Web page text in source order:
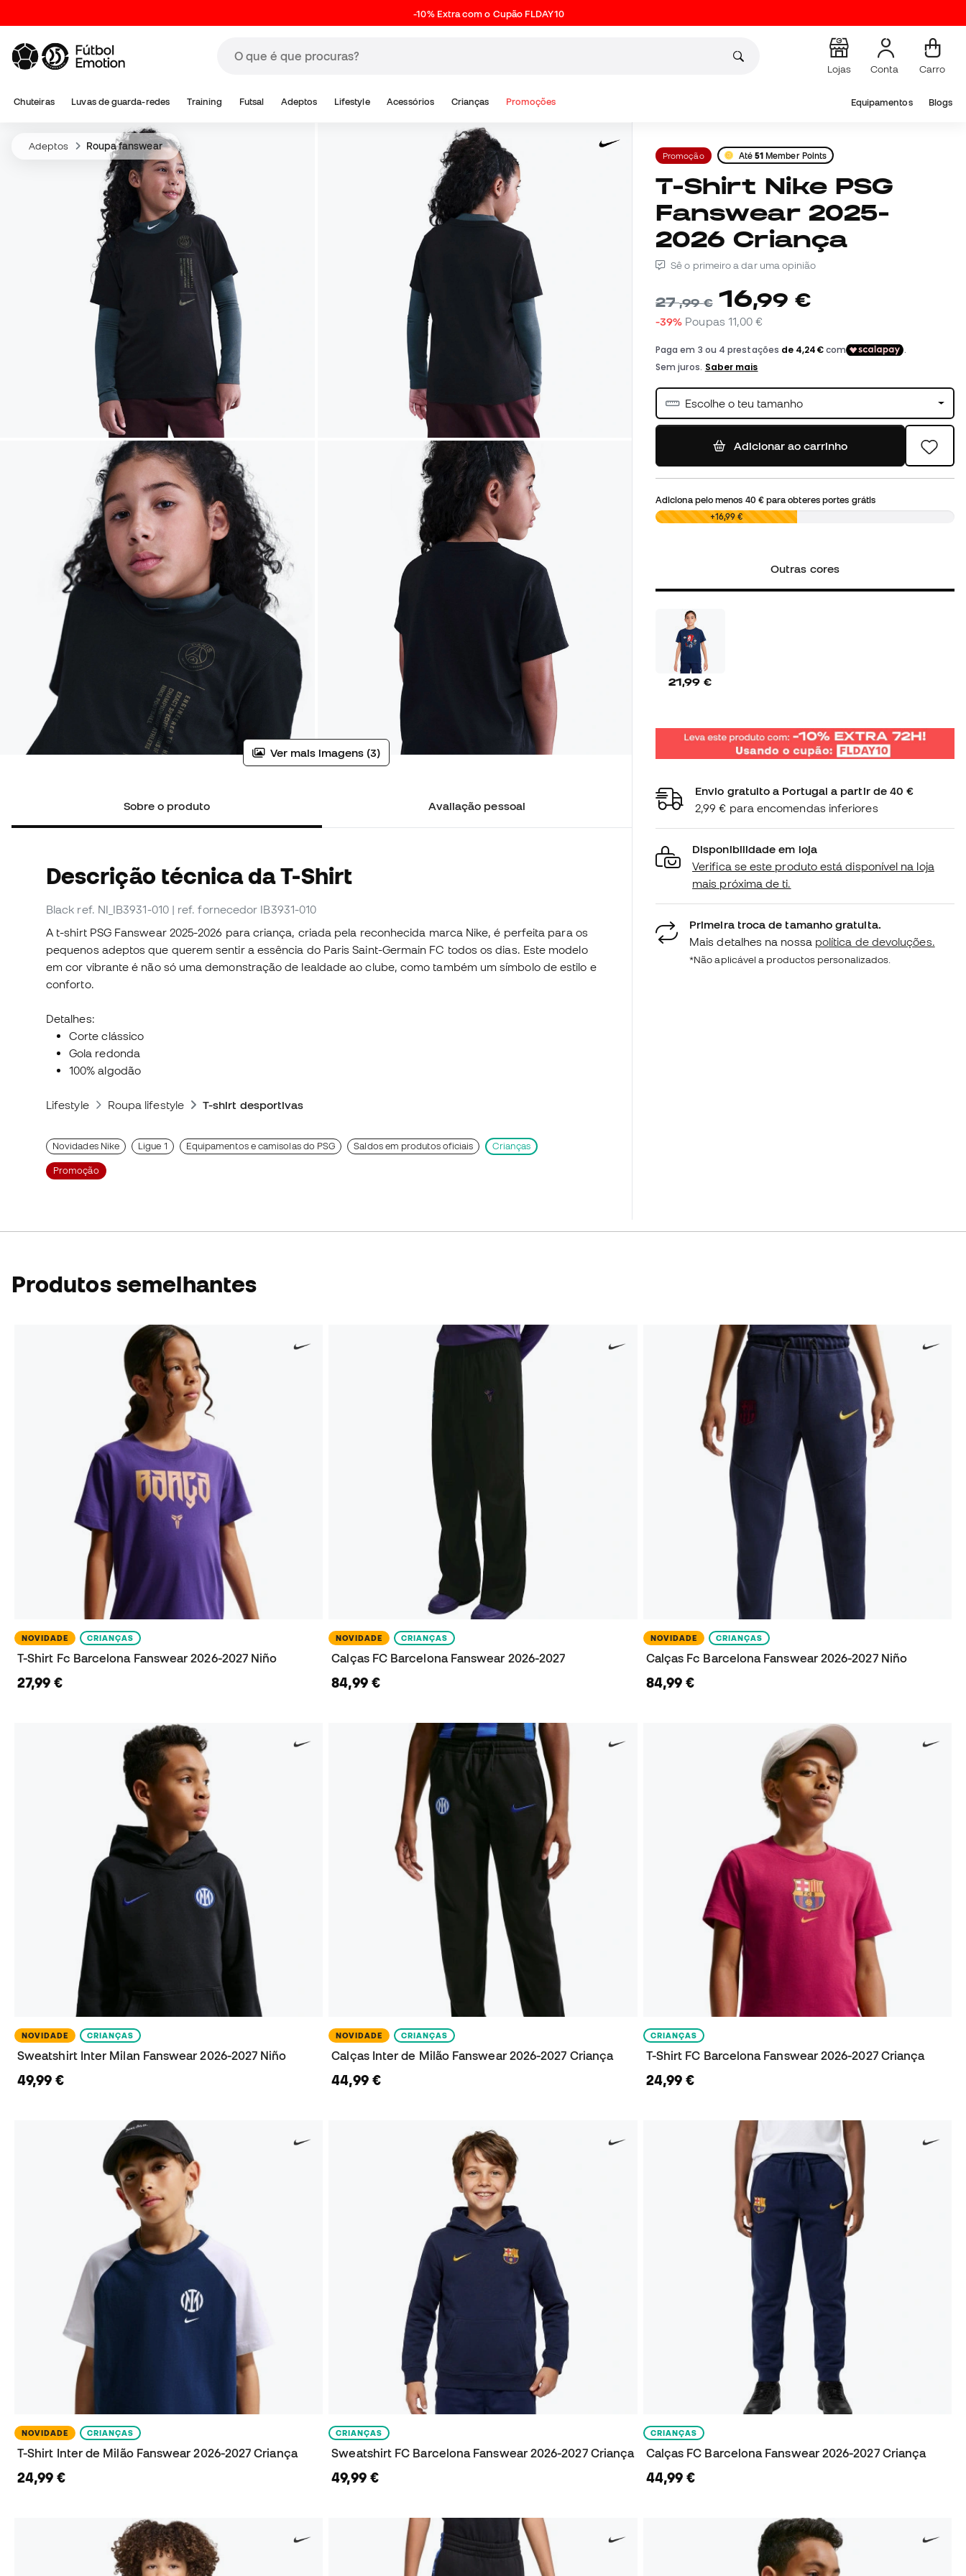
-10% Extra com o Cupão FLDAY10
Lojas Conta Carro
Chuteiras Luvas de guarda-redes Training Futsal Adeptos Lifestyle Acessórios Crianças Promoções Equipamentos Blogs
Adeptos Roupa fanswear
Ver mais imagens (3)
Sobre o produto Avaliação pessoal
Descrição técnica da T-Shirt
Black ref. NI_IB3931-010 | ref. fornecedor IB3931-010
A t-shirt PSG Fanswear 2025-2026 para criança, criada pela reconhecida marca Nike, é perfeita para os
pequenos adeptos que querem sentir a essência do Paris Saint-Germain FC todos os dias. Este modelo
em cor vibrante é não só uma demonstração de lealdade ao clube, como também um símbolo de estilo e
conforto.
Detalhes:
Corte clássico
Gola redonda
100% algodão
Lifestyle Roupa lifestyle T-shirt desportivas
Novidades Nike Ligue 1 Equipamentos e camisolas do PSG Saldos em produtos oficiais Crianças
Promoção
Promoção Até 51 Member Points
T-Shirt Nike PSG
Fanswear 2025-
2026 Criança
Sê o primeiro a dar uma opinião
27,99 € 16,99 €
-39% Poupas 11,00 €
Escolhe o teu tamanho
Adicionar ao carrinho
Adiciona pelo menos 40 €para obteres portes grátis
0,00 € +16,99 €
Outras cores
21,99 €
Envio gratuito a Portugal a partir de 40 €
2,99 € para encomendas inferiores
Disponibilidade em loja
Verifica se este produto está disponível na loja
mais próxima de ti.
Primeira troca de tamanho gratuita.
Mais detalhes na nossa política de devoluções.
*Não aplicável a productos personalizados.
Produtos semelhantes
NOVIDADE CRIANÇAS
T-Shirt Fc Barcelona Fanswear 2026-2027 Niño
27,99 €
NOVIDADE CRIANÇAS
Calças FC Barcelona Fanswear 2026-2027
84,99 €
NOVIDADE CRIANÇAS
Calças Fc Barcelona Fanswear 2026-2027 Niño
84,99 €
NOVIDADE CRIANÇAS
Sweatshirt Inter Milan Fanswear 2026-2027 Niño
49,99 €
NOVIDADE CRIANÇAS
Calças Inter de Milão Fanswear 2026-2027 Criança
44,99 €
CRIANÇAS
T-Shirt FC Barcelona Fanswear 2026-2027 Criança
24,99 €
NOVIDADE CRIANÇAS
T-Shirt Inter de Milão Fanswear 2026-2027 Criança
24,99 €
CRIANÇAS
Sweatshirt FC Barcelona Fanswear 2026-2027 Criança
49,99 €
CRIANÇAS
Calças FC Barcelona Fanswear 2026-2027 Criança
44,99 €